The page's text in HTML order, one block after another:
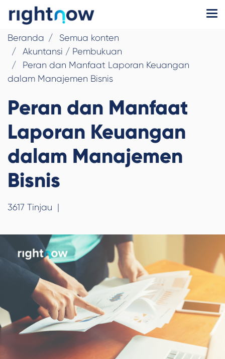
Beranda
Semua konten
Akuntansi / Pembukuan
Peran dan Manfaat Laporan Keuangan
dalam Manajemen Bisnis
Peran dan Manfaat
Laporan Keuangan
dalam Manajemen
Bisnis
3617 Tinjau